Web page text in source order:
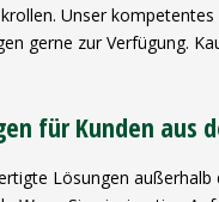
Unser
gerne zur Verfügung.
für Kunden aus
Lösungen